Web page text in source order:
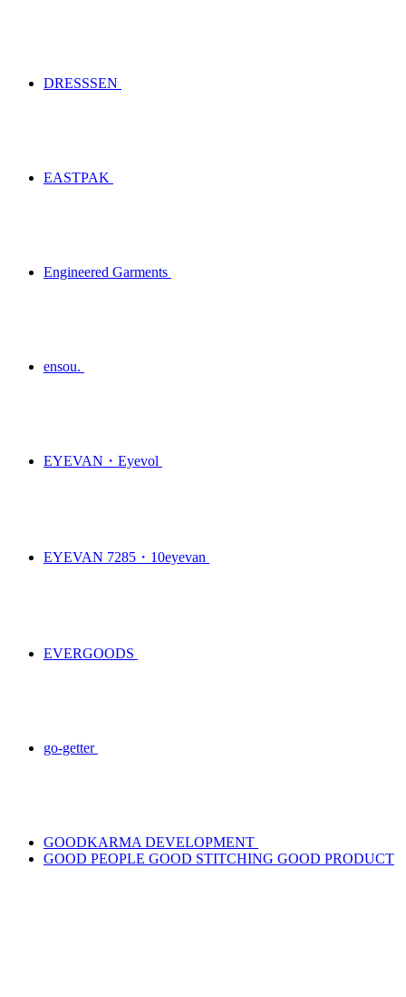
DRESSSEN
EASTPAK
Engineered Garments
ensou.
EYEVAN・Eyevol
EYEVAN 7285・10eyevan
EVERGOODS
go-getter
GOODKARMA DEVELOPMENT
GOOD PEOPLE GOOD STITCHING GOOD PRODUCT